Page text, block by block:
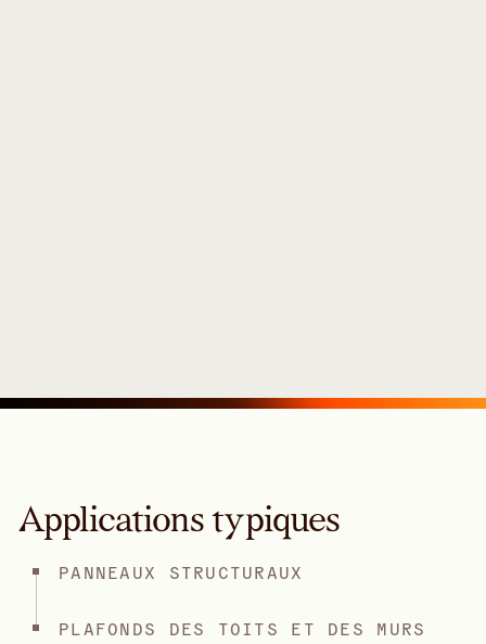
Applications typiques
PANNEAUX STRUCTURAUX
PLAFONDS DES TOITS ET DES MURS